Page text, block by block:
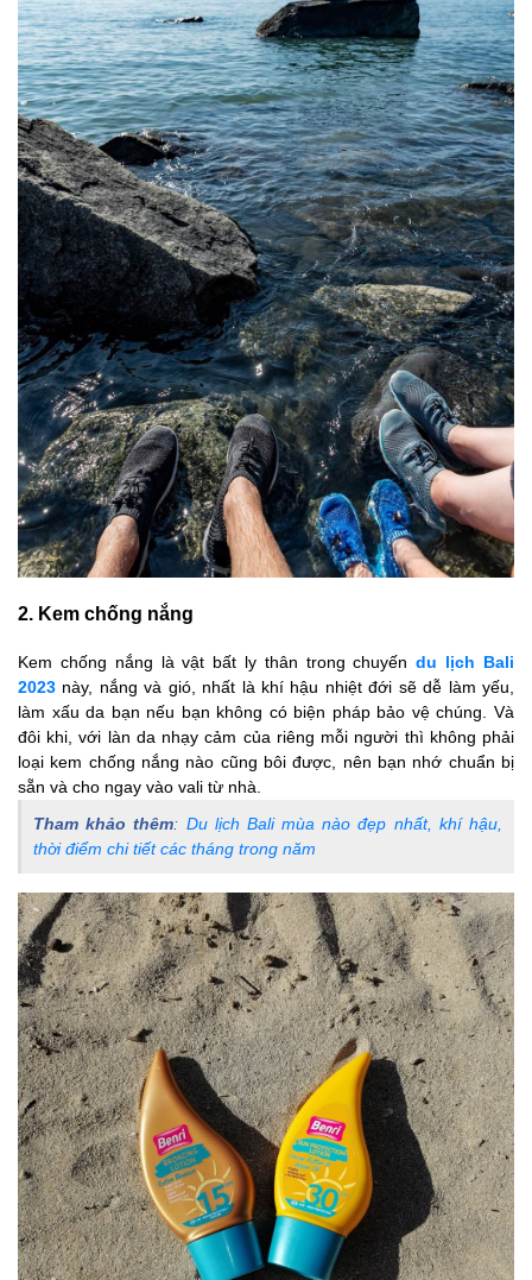
2. Kem chống nắng
Kem chống nắng là vật bất ly thân trong chuyếndu lịch Bali
2023 này, nắng và gió, nhất là khí hậu nhiệt đới sẽ dễ làm yếu,
làm xấu da bạn nếu bạn không có biện pháp bảo vệ chúng. Và
đôi khi, với làn da nhạy cảm của riêng mỗi người thì không phải
loại kem chống nắng nào cũng bôi được, nên bạn nhớ chuẩn bị
sẵn và cho ngay vào vali từ nhà.
Tham khảo thêm: Du lịch Bali mùa nào đẹp nhất, khí hậu,
thời điểm chi tiết các tháng trong năm